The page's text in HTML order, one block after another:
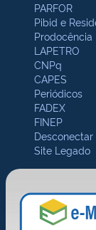
PARFOR
Pibid e
Prodocência
LAPETRO
CNPq
CAPES
Periódicos
FADEX
FINEP
Site Legado